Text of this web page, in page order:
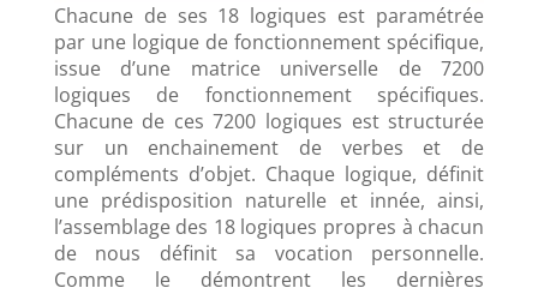
Chacune de ses 18 logiques est paramétrée
par une logique de fonctionnement spécifique,
issue d’une matrice universelle de 7200
logiques de fonctionnement spécifiques.
Chacune de ces 7200 logiques est structurée
sur un enchainement de verbes et de
compléments d’objet. Chaque logique, définit
une prédisposition naturelle et innée, ainsi,
l’assemblage des 18 logiques propres à chacun
de nous définit sa vocation personnelle.
Comme le démontrent les dernières